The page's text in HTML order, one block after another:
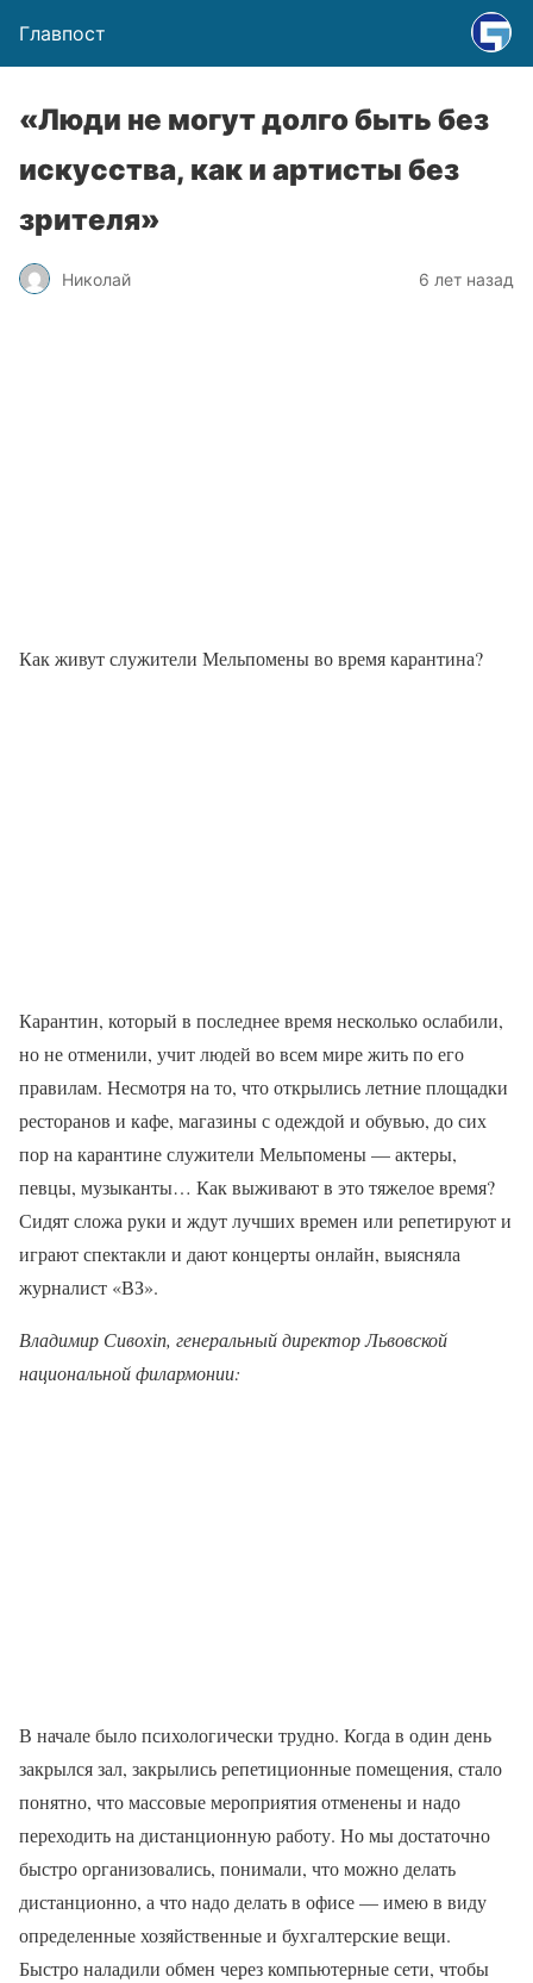
Главпост
«Люди не могут долго быть без
искусства, как и артисты без
зрителя»
Николай 6 лет назад
Как живут служители Мельпомены во время карантина?
Карантин, который в последнее время несколько ослабили,
но не отменили, учит людей во всем мире жить по его
правилам. Несмотря на то, что открылись летние площадки
ресторанов и кафе, магазины с одеждой и обувью, до сих
пор на карантине служители Мельпомены — актеры,
певцы, музыканты… Как выживают в это тяжелое время?
Сидят сложа руки и ждут лучших времен или репетируют и
играют спектакли и дают концерты онлайн, выясняла
журналист «ВЗ».
Владимир Сивохіп, генеральный директор Львовской
национальной филармонии:
В начале было психологически трудно. Когда в один день
закрылся зал, закрылись репетиционные помещения, стало
понятно, что массовые мероприятия отменены и надо
переходить на дистанционную работу. Но мы достаточно
быстро организовались, понимали, что можно делать
дистанционно, а что надо делать в офисе — имею в виду
определенные хозяйственные и бухгалтерские вещи.
Быстро наладили обмен через компьютерные сети, чтобы